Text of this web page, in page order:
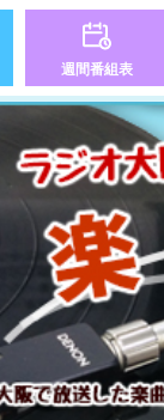
週間番組表